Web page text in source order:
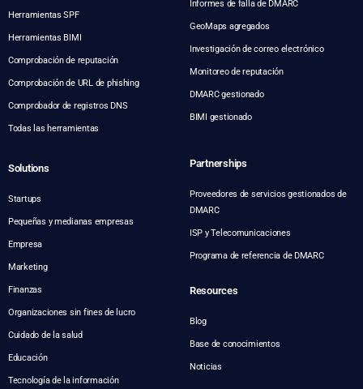
Herramientas SPF
Herramientas BIMI
Comprobación de reputación
Comprobación de URL de phishing
Comprobador de registros DNS
Todas las herramientas
Informes de falla de DMARC
GeoMaps agregados
Investigación de correo electrónico
Monitoreo de reputación
DMARC gestionado
BIMI gestionado
Solutions
Startups
Pequeñas y medianas empresas
Empresa
Marketing
Finanzas
Organizaciones sin fines de lucro
Cuidado de la salud
Educación
Tecnología de la información
Partnerships
Proveedores de servicios gestionados de
DMARC
ISP y Telecomunicaciones
Programa de referencia de DMARC
Resources
Blog
Base de conocimientos
Noticias